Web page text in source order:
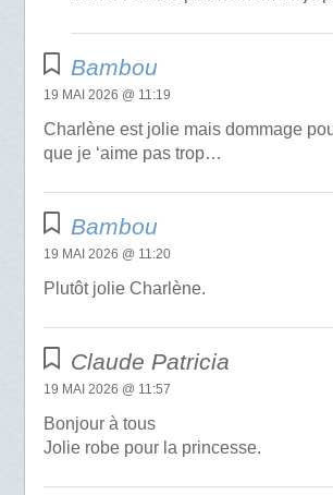
Bambou
19 MAI 2026 @ 11:19
Charlène est jolie mais dommage
que je ‘aime pas trop…
Bambou
19 MAI 2026 @ 11:20
Plutôt jolie Charlène.
Claude Patricia
19 MAI 2026 @ 11:57
Bonjour à tous
Jolie robe pour la princesse.